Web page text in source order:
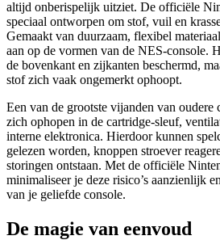
altijd onberispelijk uitziet. De officiële
speciaal ontworpen om stof, vuil en
Gemaakt van duurzaam, flexibel
aan op de vormen van de NES-console.
de bovenkant en zijkanten beschermd,
stof zich vaak ongemerkt ophoopt.
Een van de grootste vijanden van oudere
zich ophopen in de cartridge-sleuf,
interne elektronica. Hierdoor kunnen
gelezen worden, knoppen stroever
storingen ontstaan. Met de officiële
minimaliseer je deze risico’s aanzienlijk
van je geliefde console.
De magie van eenvoud